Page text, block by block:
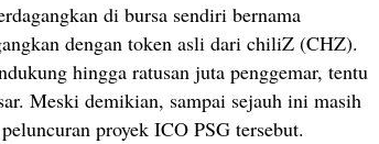
di bursa sendiri bernama
dengan token asli dari chiliZ (CHZ).
hingga ratusan juta penggemar, tentu
Meski demikian, sampai sejauh ini masih
proyek ICO PSG tersebut.